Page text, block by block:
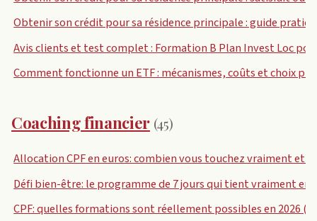
Obtenir son crédit pour sa résidence principale : guide
Avis clients et test complet : Formation B Plan Invest Loc
Comment fonctionne un ETF : mécanismes, coûts et choix
Coaching financier (45)
Allocation CPF en euros: combien vous touchez vraiment et
Défi bien-être: le programme de 7 jours qui tient vraiment en
CPF: quelles formations sont réellement possibles en 2026